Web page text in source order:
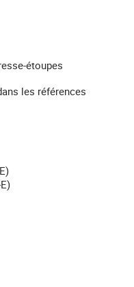
étoupes
les références